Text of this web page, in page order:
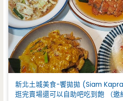
新北土城美食-饗拋拋 (Siam
逛完賣場還可以自助吧吃到飽 （邀